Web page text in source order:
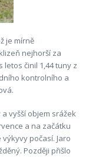
je mírně
nejhorší za
letos činil 1,44 tuny z
kontrolního a
vyšší objem srážek
a na začátku
počasí. Jaro
Později přišlo